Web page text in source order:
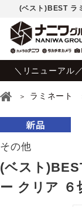
(ベスト)BEST ラ
＼リニューアル
ラミネート
その他
(ベスト
ー クリア ６